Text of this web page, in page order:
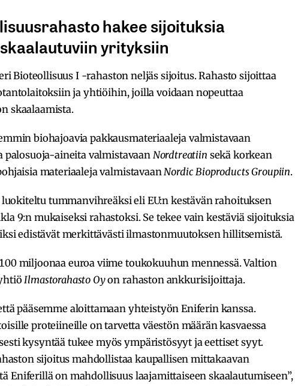
hakee sijoituksia
yrityksiin
Bioteollisuus I -rahaston neljäs sijoitus. Rahasto sijoittaa
ja yhtiöihin, joilla voidaan nopeuttaa
skaalaamista.
biohajoavia pakkausmateriaaleja valmistavaan
palosuoja-aineita valmistavaanNordtreatiin sekä korkean
materiaaleja valmistavaanNordic Bioproducts Groupiin.
tummanvihreäksi eli EU:n kestävän rahoituksen
9:n mukaiseksi rahastoksi. Se tekee vain kestäviä sijoituksia
edistävät merkittävästi ilmastonmuutoksen hillitsemistä.
miljoonaa euroa viime toukokuuhun mennessä. Valtion
Ilmastorahasto Oyon rahaston ankkurisijoittaja.
pääsemme aloittamaan yhteistyön Eniferin kanssa.
proteiineille on tarvetta väestön määrän kasvaessa
kysyntää tukee myös ympäristösyyt ja eettiset syyt.
sijoitus mahdollistaa kaupallisen mittakaavan
Eniferillä on mahdollisuus laajamittaiseen skaalautumiseen”,